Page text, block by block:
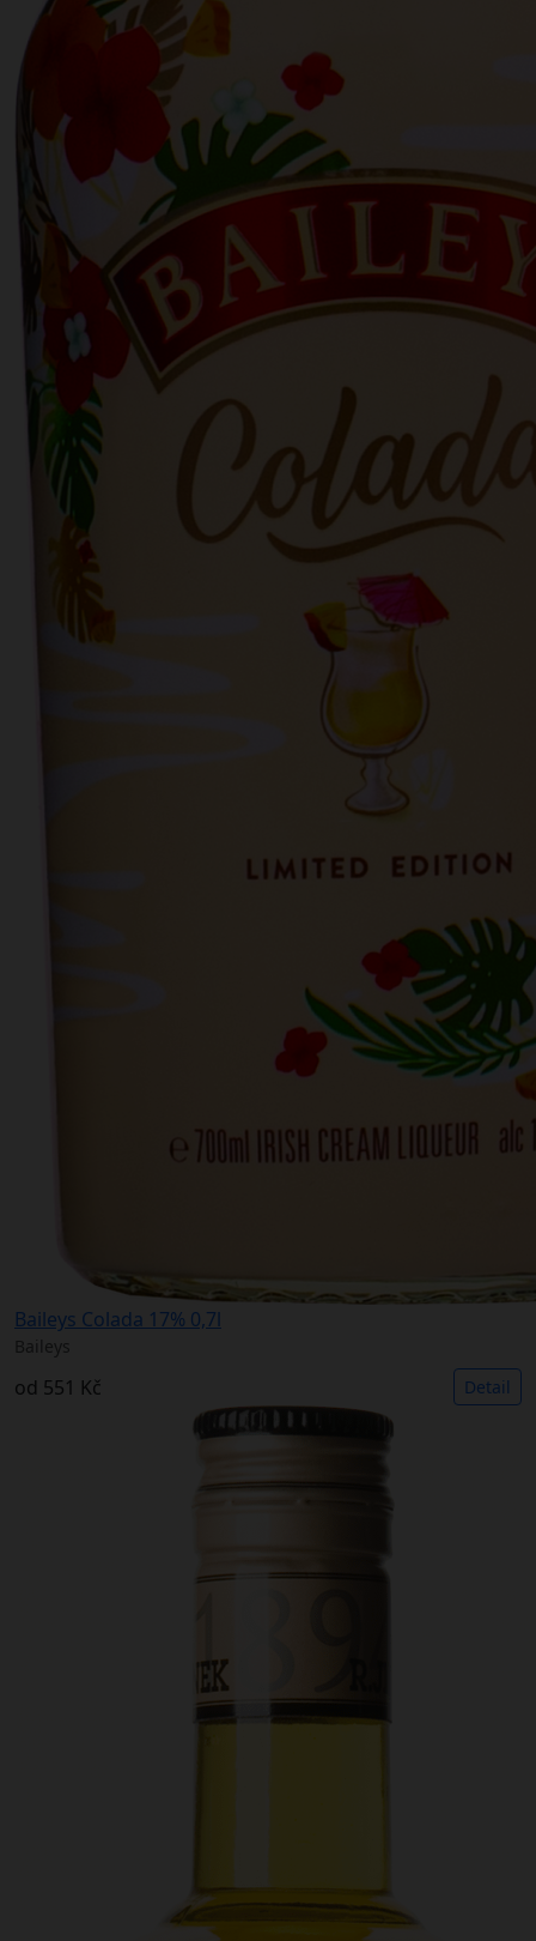
Baileys Colada 17% 0,7l
Baileys
od 551 Kč Detail